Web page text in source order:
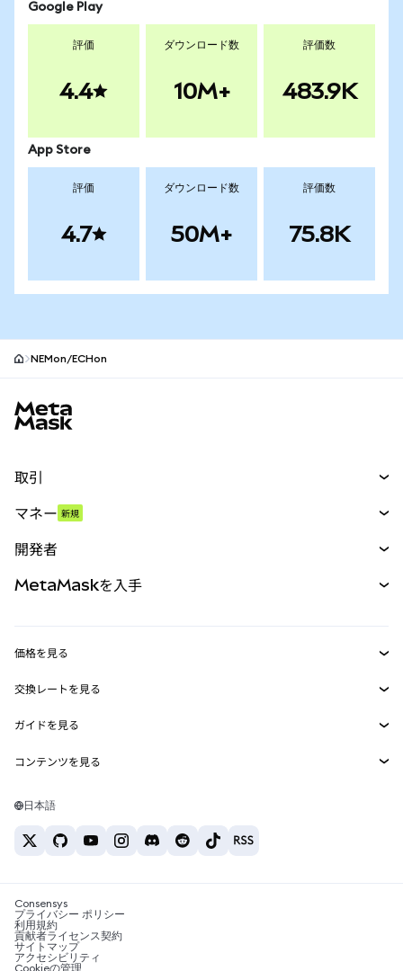
Google Play
評価
4.4
ダウンロード数
10M+
評価数
483.9K
App Store
評価
4.7
ダウンロード数
50M+
評価数
75.8K
NEMon/ECHon
取引
パーペチュアル
RWA
マネー 新規
開発者
MetaMask Connect
Snaps
Web3サービス
MetaMaskを入手
セキュリティ
サポート
キャリア
お問い合わせ
価格を見る
イーサリアムの価格
Solanaの価格
Tetherの価格
交換レートを見る
ETH→USD
USDT→INR
BTC→INR
ETH→USDT
ガイドを見る
ETHの購入
USDTの購入
SHIBの購入
BNBの購入
コンテンツを見る
Solanaウォレット
税制関連ニュース
暗号資産の購入方法は？
ビットコインを売るには？
日本語
Consensys
プライバシー ポリシー
利用規約
貢献者ライセンス契約
サイトマップ
アクセシビリティ
Cookieの管理